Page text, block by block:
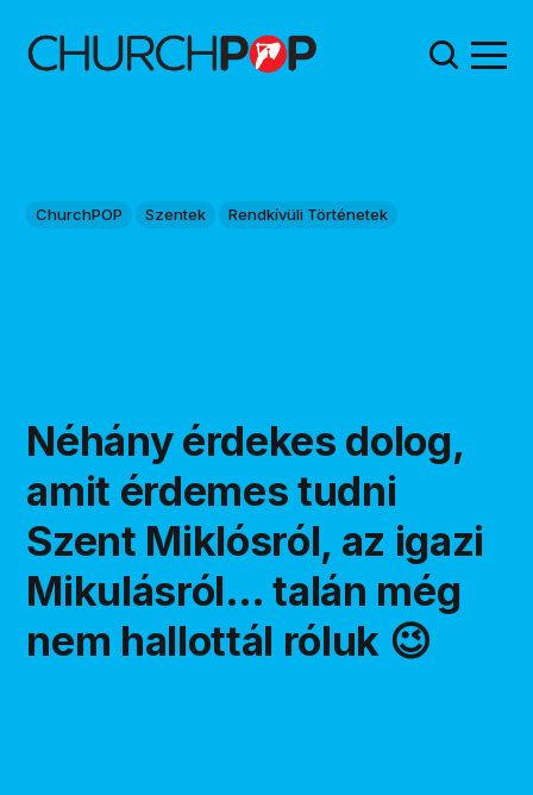
ChurchPOP Szentek Rendkívüli Történetek
Néhány érdekes dolog,
amit érdemes tudni
Szent Miklósról, az igazi
Mikulásról… talán még
nem hallottál róluk 😉